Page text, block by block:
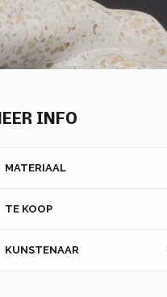
INFO
MATERIAAL
TE KOOP
KUNSTENAAR